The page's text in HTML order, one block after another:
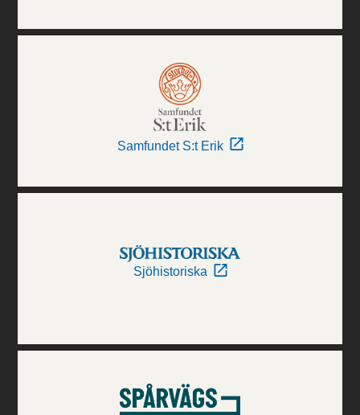
Samfundet S:t Erik
Sjöhistoriska